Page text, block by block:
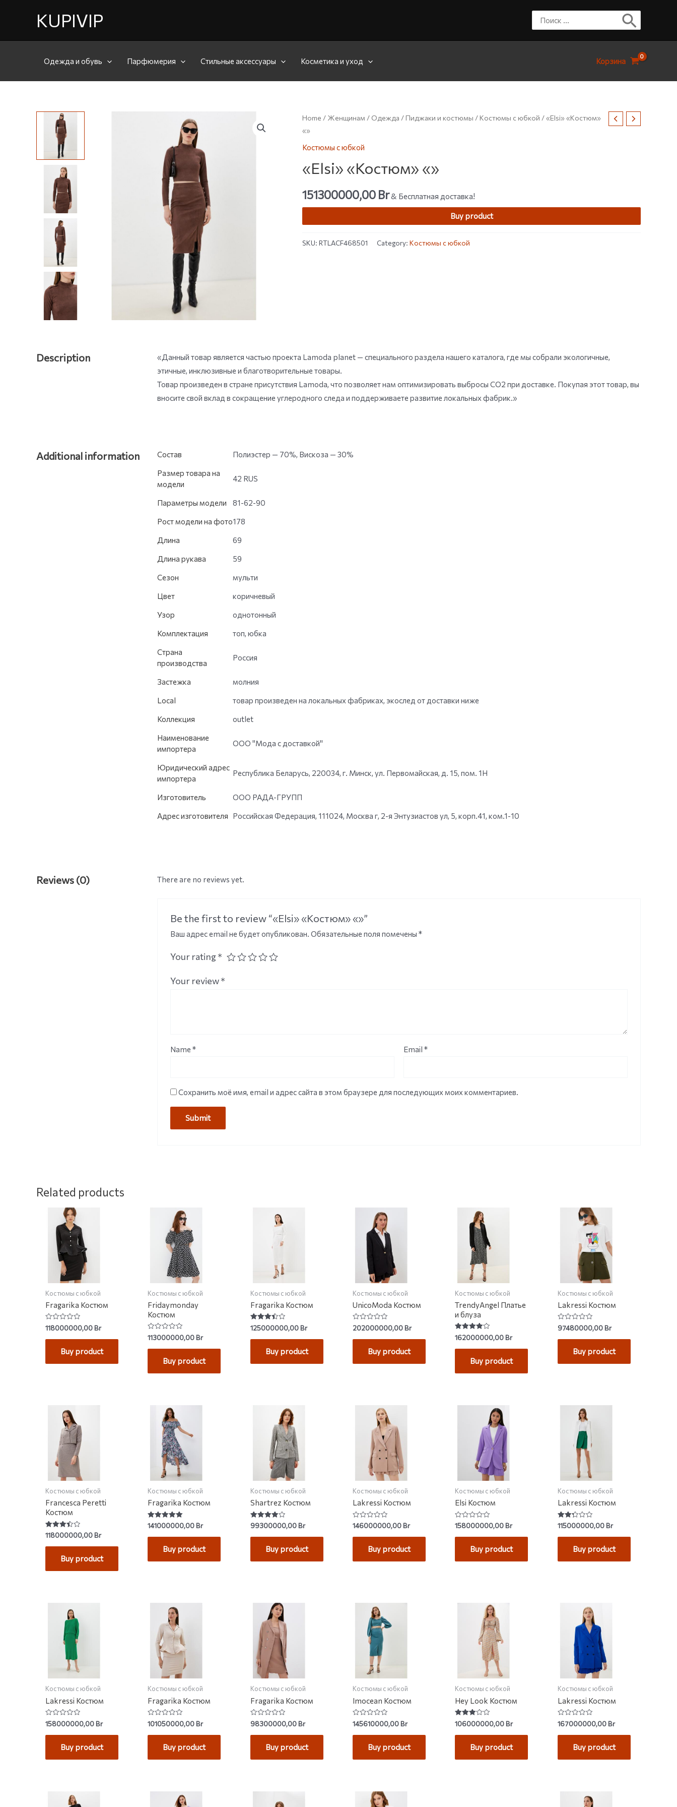
KUPIVIP
Одежда и обувь Парфюмерия Стильные аксессуары Косметика и уход Корзина
Home / Женщинам / Одежда /Пиджаки и костюмы /Костюмы с юбкой / «Elsi» «Костюм»
«»
Костюмы с юбкой
«Elsi» «Костюм» «»
151300000,00 Br& Бесплатная доставка!
Buy product
SKU: RTLACF468501 Category: Костюмы с юбкой
Description
«Данный товар является частью проекта Lamoda planet — специального раздела нашего каталога, где мы собрали экологичные,
этичные, инклюзивные и благотворительные товары.
Товар произведен в стране присутствия Lamoda, что позволяет нам оптимизировать выбросы СО2 при доставке. Покупая этот товар, вы
вносите свой вклад в сокращение углеродного следа и поддерживаете развитие локальных фабрик.»
Additional information Состав Полиэстер — 70%, Вискоза — 30%
Размер товара на
модели
42 RUS
Параметры модели 81-62-90
Рост модели на фото178
Длина 69
Длина рукава 59
Сезон мульти
Цвет коричневый
Узор однотонный
Комплектация топ, юбка
Страна
производства
Россия
Застежка молния
Local товар произведен на локальных фабриках, экослед от доставки ниже
Коллекция outlet
Наименование
импортера
ООО "Мода с доставкой"
Юридический адрес
импортера
Республика Беларусь, 220034, г. Минск, ул. Первомайская, д. 15, пом. 1Н
Изготовитель ООО РАДА-ГРУПП
Адрес изготовителя Российская Федерация, 111024, Москва г, 2-я Энтузиастов ул, 5, корп.41, ком.1-10
Reviews (0) There are no reviews yet.
Be the first to review “«Elsi» «Костюм» «»”
Ваш адрес email не будет опубликован. Обязательные поля помечены*
Your rating*
Your review*
Name* Email*
Сохранить моё имя, email и адрес сайта в этом браузере для последующих моих комментариев.
Related products
Костюмы с юбкой
Fragarika Костюм
Rated
0
out
118000000,00Br
Buy product
Костюмы с юбкой
Fridaymonday
Костюм
Rated
0
out
113000000,00Br
Buy product
Костюмы с юбкой
Fragarika Костюм
Rated
3.50
out of 5
125000000,00Br
Buy product
Костюмы с юбкой
UnicoModa Костюм
Rated
0
out
202000000,00Br
Buy product
Костюмы с юбкой
TrendyAngel Платье
и блуза
Rated
4.00
out of 5
162000000,00Br
Buy product
Костюмы с юбкой
Lakressi Костюм
Rated
0
out
97480000,00Br
Buy product
Костюмы с юбкой
Francesca Peretti
Костюм
Rated
3.44
out of 5
118000000,00Br
Buy product
Костюмы с юбкой
Fragarika Костюм
Rated
5.00
out of 5
141000000,00Br
Buy product
Костюмы с юбкой
Shartrez Костюм
Rated
4.00
out of 5
99300000,00Br
Buy product
Костюмы с юбкой
Lakressi Костюм
Rated
0
out
146000000,00Br
Buy product
Костюмы с юбкой
Elsi Костюм
Rated
0
out
158000000,00Br
Buy product
Костюмы с юбкой
Lakressi Костюм
Rated
2.33
out of
115000000,00Br
Buy product
Костюмы с юбкой
Lakressi Костюм
Rated
0
out
158000000,00Br
Buy product
Костюмы с юбкой
Fragarika Костюм
Rated
0
out
101050000,00Br
Buy product
Костюмы с юбкой
Fragarika Костюм
Rated
0
out
98300000,00Br
Buy product
Костюмы с юбкой
Imocean Костюм
Rated
0
out
145610000,00Br
Buy product
Костюмы с юбкой
Hey Look Костюм
Rated
3.00
out of
106000000,00Br
Buy product
Костюмы с юбкой
Lakressi Костюм
Rated
0
out
167000000,00Br
Buy product